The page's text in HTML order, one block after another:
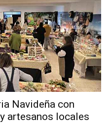
Navideña con
artesanos locales